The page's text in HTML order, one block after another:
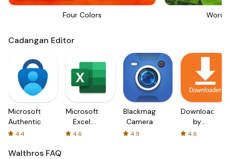
Four Colors
Cadangan Editor
Microsoft
Authenticator
4.4
Microsoft
Excel:
Spreadsheets
4.6
Blackmagic
Camera
4.9
Downloader
by
AFTVnews
4.6
Walthros FAQ